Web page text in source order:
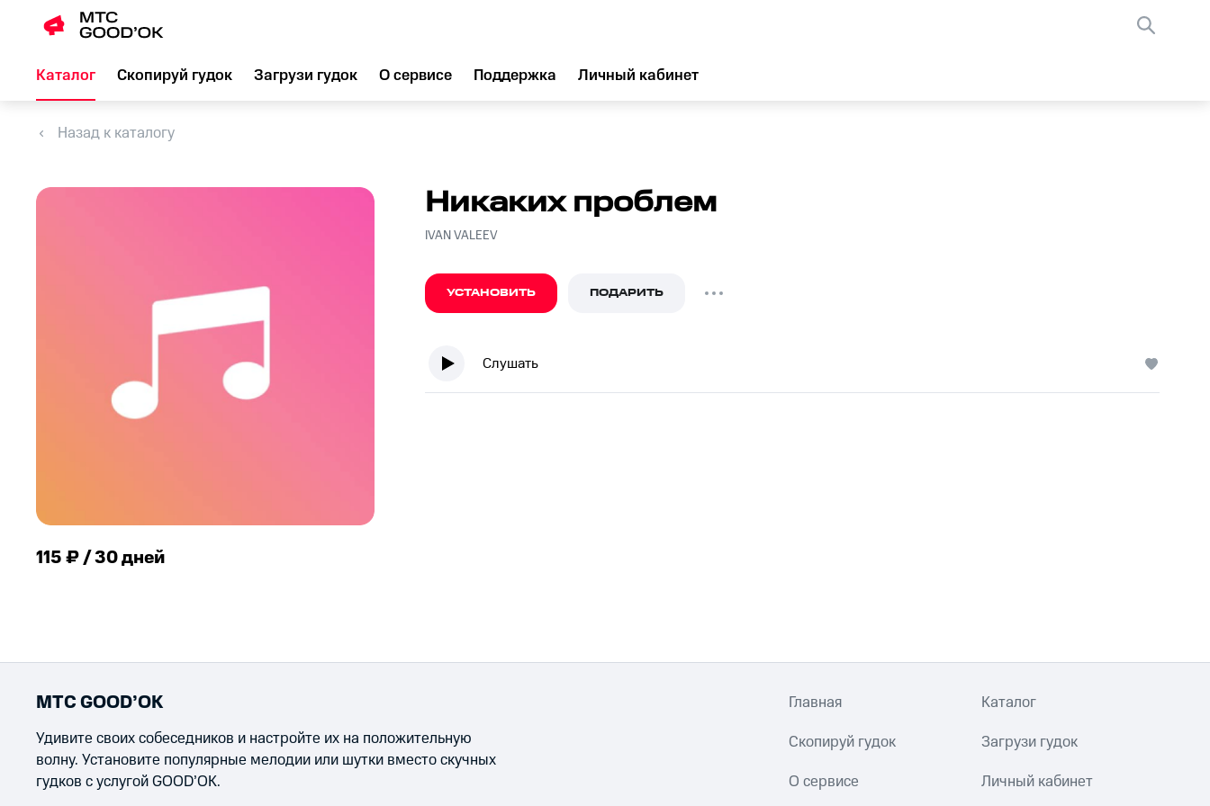
Каталог Скопируй гудок Загрузи гудок О сервисе Поддержка Личный кабинет
Назад к каталогу
115 ₽ / 30 дней
Никаких проблем
IVAN VALEEV
УСТАНОВИТЬ ПОДАРИТЬ
Слушать
МТС GOOD’OK
Удивите своих собеседников и настройте их на положительную
волну. Установите популярные мелодии или шутки вместо скучных
гудков с услугой GOOD’OK.
Главная Каталог
Скопируй гудок Загрузи гудок
О сервисе Личный кабинет